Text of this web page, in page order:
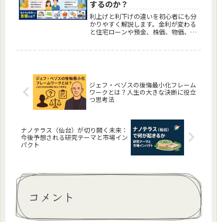
するのか？
利上げと利下げの違いを初心者にも分
かりやすく解説します。金利が変わる
と住宅ローンや預金、株価、物価、円
ジェフ・ベゾスの後悔最小化フレーム
ワークとは？人生の大きな決断に役立
つ思考法
ナノテラス（仙台）が切り開く未来：
今後予想される研究テーマと市場イン
パクト
コメント